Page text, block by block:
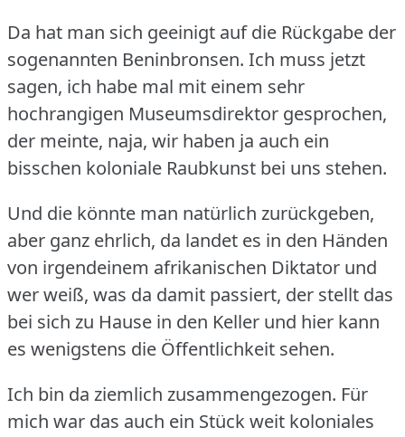
Da hat man sich geeinigt auf die Rückgabe der
sogenannten Beninbronsen. Ich muss jetzt
sagen, ich habe mal mit einem sehr
hochrangigen Museumsdirektor gesprochen,
der meinte, naja, wir haben ja auch ein
bisschen koloniale Raubkunst bei uns stehen.
Und die könnte man natürlich zurückgeben,
aber ganz ehrlich, da landet es in den Händen
von irgendeinem afrikanischen Diktator und
wer weiß, was da damit passiert, der stellt das
bei sich zu Hause in den Keller und hier kann
es wenigstens die Öffentlichkeit sehen.
Ich bin da ziemlich zusammengezogen. Für
mich war das auch ein Stück weit koloniales